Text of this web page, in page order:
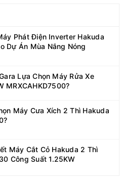
Phát Điện Inverter Hakuda
Dự Án Mùa Nắng Nóng
Lựa Chọn Máy Rửa Xe
MRXCAHKD7500?
Máy Cưa Xích 2 Thì Hakuda
Máy Cắt Cỏ Hakuda 2 Thì
Công Suất 1.25KW